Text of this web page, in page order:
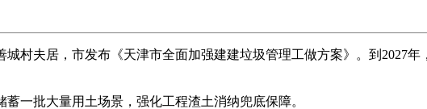
夫居，市发布《天津市全面加强建建垃圾管理工做方案》。到2027年
批大量用土场景，强化工程渣土消纳兜底保障。